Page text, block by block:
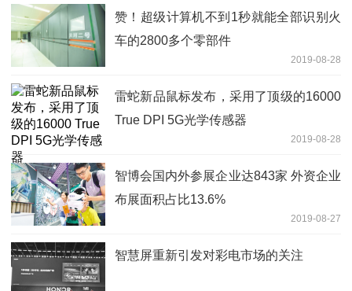
赞！超级计算机不到1秒就能全部识别火
车的2800多个零部件
2019-08-28
雷蛇新品鼠标发布，采用了顶级的16000
True DPI 5G光学传感器
2019-08-28
智博会国内外参展企业达843家 外资企业
布展面积占比13.6%
2019-08-27
智慧屏重新引发对彩电市场的关注